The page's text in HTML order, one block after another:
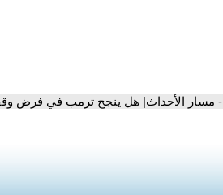
- مسار الأحداث| هل ينجح ترمب في فرض وقف